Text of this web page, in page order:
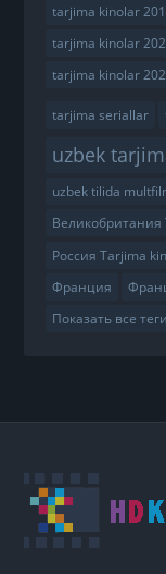
tarjima kinolar
tarjima kinolar
tarjima kinolar
tarjima seriallar
uzbek
uzbek tilida
Великобритания
Россия Tarjima
Франция
Показать все теги